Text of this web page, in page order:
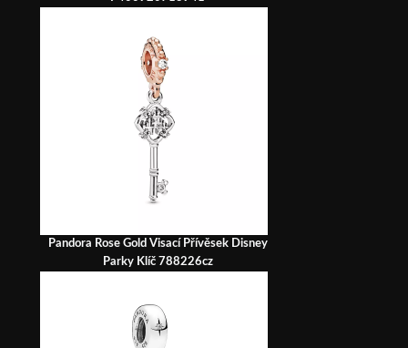
Pandora Rose Gold Visací Přívěsek Disney
Parky Klíč 788226cz